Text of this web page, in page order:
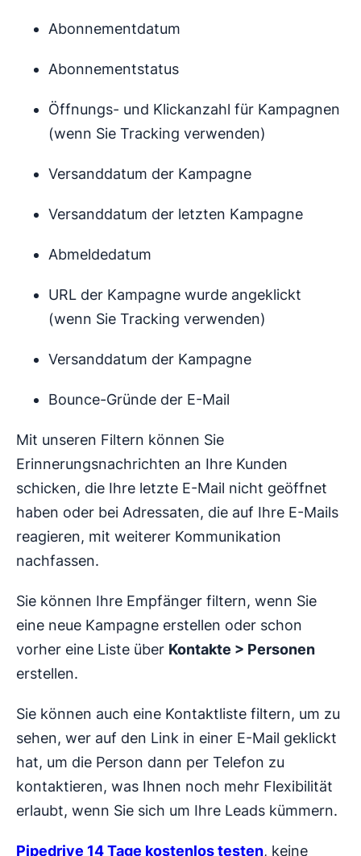
Abonnementdatum
Abonnementstatus
Öffnungs- und Klickanzahl für Kampagnen
(wenn Sie Tracking verwenden)
Versanddatum der Kampagne
Versanddatum der letzten Kampagne
Abmeldedatum
URL der Kampagne wurde angeklickt
(wenn Sie Tracking verwenden)
Versanddatum der Kampagne
Bounce-Gründe der E-Mail
Mit unseren Filtern können Sie
Erinnerungsnachrichten an Ihre Kunden
schicken, die Ihre letzte E-Mail nicht geöffnet
haben oder bei Adressaten, die auf Ihre E-Mails
reagieren, mit weiterer Kommunikation
nachfassen.
Sie können Ihre Empfänger filtern, wenn Sie
eine neue Kampagne erstellen oder schon
vorher eine Liste über Kontakte > Personen
erstellen.
Sie können auch eine Kontaktliste filtern, um zu
sehen, wer auf den Link in einer E-Mail geklickt
hat, um die Person dann per Telefon zu
kontaktieren, was Ihnen noch mehr Flexibilität
erlaubt, wenn Sie sich um Ihre Leads kümmern.
Pipedrive 14 Tage kostenlos testen, keine